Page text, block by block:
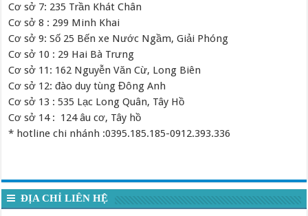
Cơ sở 7: 235 Trần Khát Chân
Cơ sở 8 : 299 Minh Khai
Cơ sở 9: Số 25 Bến xe Nước Ngầm, Giải Phóng
Cơ sở 10 : 29 Hai Bà Trưng
Cơ sở 11: 162 Nguyễn Văn Cừ, Long Biên
Cơ sở 12: đào duy tùng Đông Anh
Cơ sở 13 : 535 Lạc Long Quân, Tây Hồ
Cơ sở 14 : 124 âu cơ, Tây hồ
* hotline chi nhánh :0395.185.185-0912.393.336
ĐỊA CHỈ LIÊN HỆ